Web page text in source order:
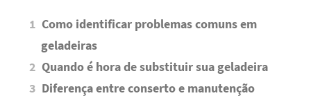
Como identificar problemas comuns em
geladeiras
Quando é hora de substituir sua geladeira
Diferença entre conserto e manutenção